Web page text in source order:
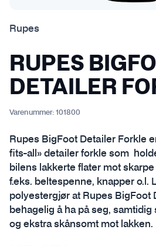
Rupes
RUPES
DETAILER
Varenummer: 101800
Rupes BigFoot Detailer Forkle
fits-all» detailer forkle som
bilens lakkerte flater mot
f.eks. beltespenne, knapper o.l.
polyestergjør at Rupes BigFoot
behagelig å ha på seg,
og ekstra skånsomt mot lakken.